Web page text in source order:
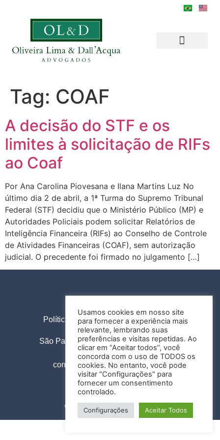
Tag: COAF
A decisão do STF e os
limites à solicitação de RIFs
ao Coaf
Por Ana Carolina Piovesana e Ilana Martins Luz No
último dia 2 de abril, a 1ª Turma do Supremo Tribunal
Federal (STF) decidiu que o Ministério Público (MP) e
Autoridades Policiais podem solicitar Relatórios de
Inteligência Financeira (RIFs) ao Conselho de Controle
de Atividades Financeiras (COAF), sem autorização
judicial. O precedente foi firmado no julgamento […]
Política de Privacidade Termos de Uso
São Paulo |Al. Santos, 1978, 12º andar
+55 11 3138 6272
contato@olimaadvogados.adv.br
@2021 Design by
Usamos cookies em nosso site
para fornecer a experiência mais
relevante, lembrando suas
preferências e visitas repetidas. Ao
clicar em “Aceitar todos”, você
concorda com o uso de TODOS os
cookies. No entanto, você pode
visitar "Configurações" para
fornecer um consentimento
controlado.
Configurações Aceitar Todos